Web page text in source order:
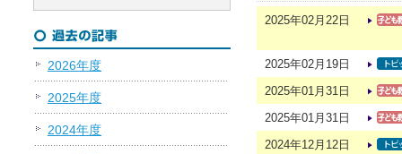
2026年度
2025年度
2024年度
2025年02月22日
2025年02月19日
2025年01月31日
2025年01月31日
2024年12月12日